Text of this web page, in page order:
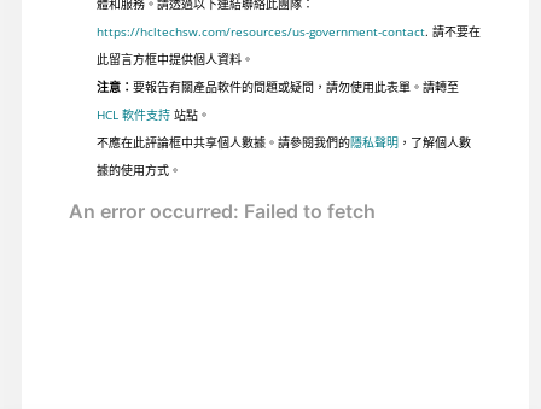
體和服務。請透過以下連結聯絡此團隊：
https://hcltechsw.com/resources/us-government-contact. 請不要在
此留言方框中提供個人資料。
注意： 要報告有關產品軟件的問題或疑問，請勿使用此表單。請轉至
HCL 軟件支持站點。
不應在此評論框中共享個人數據。請參閱我們的隱私聲明 ，了解個人數
據的使用方式。